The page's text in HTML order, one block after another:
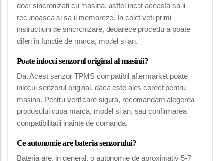
doar sincronizati cu masina, astfel incat aceasta sa ii
recunoasca si sa ii memoreze. In colet veti primi
instructiuni de sincronizare, deoarece procedura poate
diferi in functie de marca, model si an.
Poate inlocui senzorul original al masinii?
Da. Acest senzor TPMS compatibil aftermarket poate
inlocui senzorul original, daca este ales corect pentru
masina. Pentru verificare sigura, recomandam alegerea
produsului dupa marca, model si an, sau confirmarea
compatibilitatii inainte de comanda.
Ce autonomie are bateria senzorului?
Bateria are, in general, o autonomie de aproximativ 5-7